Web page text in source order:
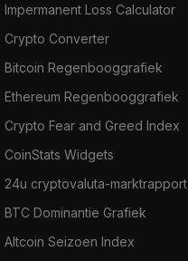
Impermanent Loss Calculator
Crypto Converter
Bitcoin Regenbooggrafiek
Ethereum Regenbooggrafiek
Crypto Fear and Greed Index
CoinStats Widgets
24u cryptovaluta-marktrapport
BTC Dominantie Grafiek
Altcoin Seizoen Index